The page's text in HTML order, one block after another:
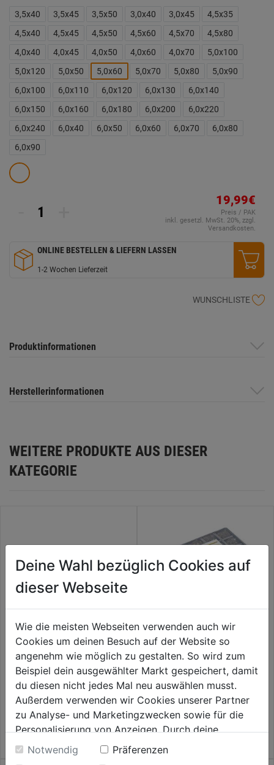
Link
auf
derselben
Seite.
3,5x40 3,5x45 3,5x50 3,0x40 3,0x45
4,5x35
4,5x40
4,5x45 4,5x50 4,5x60 4,5x70
4,5x80
4,0x40
4,0x45 4,0x50 4,0x60 4,0x70
5,0x100
5,0x120
5,0x50 5,0x60 5,0x70 5,0x80
5,0x90
6,0x100
6,0x110 6,0x120 6,0x130
6,0x140
6,0x150
6,0x160 6,0x180 6,0x200
6,0x220
6,0x240
6,0x40 6,0x50 6,0x60 6,0x70
6,0x80
6,0x90
19,99€
Preis / PAK
inkl. gesetzl. MwSt. 20%, zzgl.
Versandkosten.
ONLINE BESTELLEN & LIEFERN LASSEN
1-2 Wochen Lieferzeit
WUNSCHLISTE
Produktinformationen
Herstellerinformationen
WEITERE PRODUKTE AUS DIESER
KATEGORIE
Edelstahl A2
0.0 (0)
0.0
von
Sternen.
37,99€
1950tlg. 15 Dim. Inkl. 4 Bits
0.0 (0)
0.0
von
5
Sternen.
41,99€
Deine Wahl bezüglich Cookies auf
dieser Webseite
Wie die meisten Webseiten verwenden auch wir
Cookies um deinen Besuch auf der Website so
angenehm wie möglich zu gestalten. So wird zum
Beispiel dein ausgewählter Markt gespeichert, damit
du diesen nicht jedes Mal neu auswählen musst.
Außerdem verwenden wir Cookies unserer Partner
zu Analyse- und Marketingzwecken sowie für die
Personalisierung von Anzeigen. Durch deine
Einwilligung werden die Daten von Drittanbieter,
unter anderem auch in den USA, verarbeitet.
Notwendig
Präferenzen